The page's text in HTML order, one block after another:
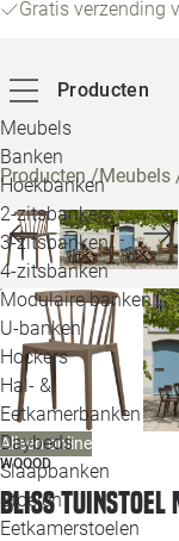
Gratis verzending
Producten
Meubels
Banken
Hoekbanken
2-zitsbanken
3-zitsbanken
4-zitsbanken
Modulaire banken
U-banken
Hockers
Hal- &
Eetkamerbanken
Daybeds
Slaapbanken
Stoelen
Eetkamerstoelen
Producten/Meubels
Alleen online
WOOOD
Bliss tuinstoel